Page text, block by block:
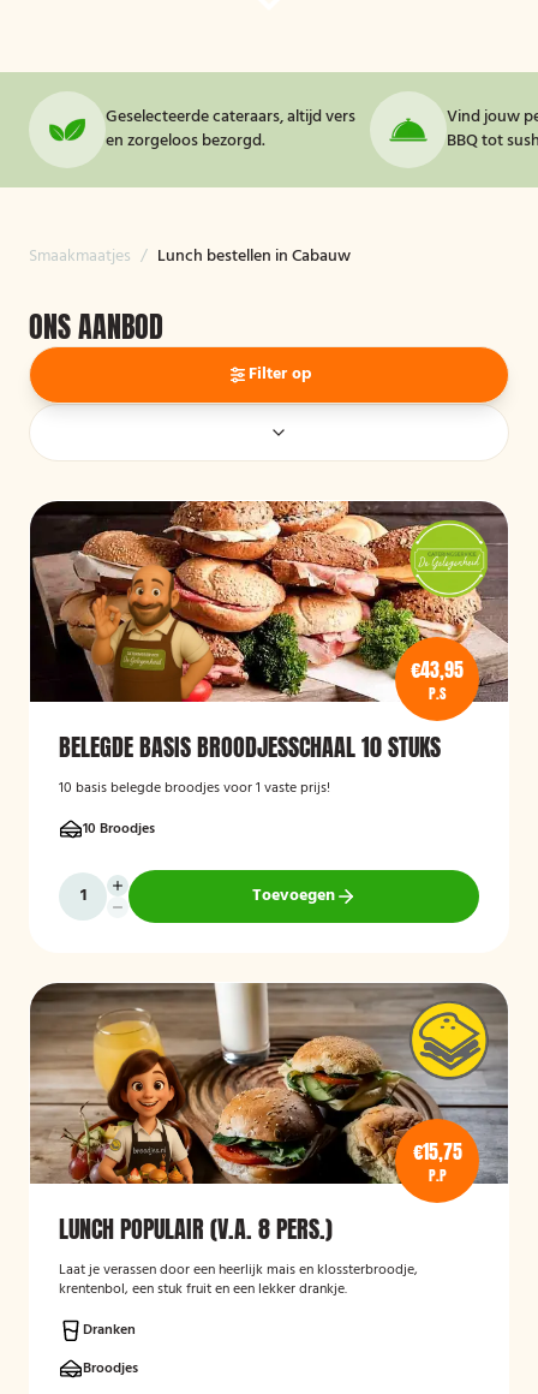
Geselecteerde cateraars, altijd vers
en zorgeloos bezorgd.
Vind jouw
BBQ tot
Smaakmaatjes / Lunch bestellen in Cabauw
ONS AANBOD
Filter op
€43,95
P.S
BELEGDE BASIS BROODJESSCHAAL 10 STUKS
10 basis belegde broodjes voor 1 vaste prijs!
10 Broodjes
Toevoegen
€15,75
P.P
LUNCH POPULAIR (V.A. 8 PERS.)
Laat je verassen door een heerlijk mais en klossterbroodje,
krentenbol, een stuk fruit en een lekker drankje.
Dranken
Broodjes